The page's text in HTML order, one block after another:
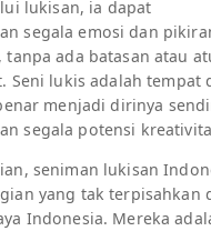
lukisan, ia dapat
segala emosi dan
tanpa ada batasan atau
Seni lukis adalah tempat
menjadi dirinya
segala potensi
seniman lukisan
yang tak terpisahkan
Indonesia. Mereka